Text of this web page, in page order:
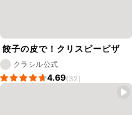
餃子の皮で！クリスピーピザ
クラシル公式
4.69(32)